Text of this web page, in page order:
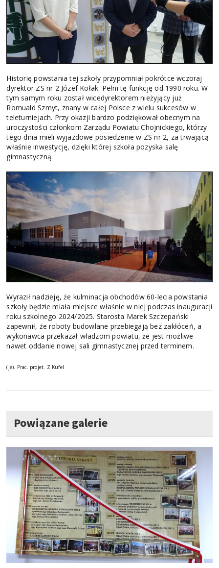
Historię powstania tej szkoły przypomniał pokrótce wczoraj
dyrektor ZS nr 2 Józef Kołak. Pełni tę funkcję od 1990 roku. W
tym samym roku został wicedyrektorem nieżyjący już
Romuald Szmyt, znany w całej Polsce z wielu sukcesów w
teleturniejach. Przy okazji bardzo podziękował obecnym na
uroczystości członkom Zarządu Powiatu Chojnickiego, którzy
tego dnia mieli wyjazdowe posiedzenie w ZS nr 2, za trwającą
właśnie inwestycję, dzięki której szkoła pozyska salę
gimnastyczną.
Wyraził nadzieję, że kulminacja obchodów 60-lecia powstania
szkoły będzie miała miejsce właśnie w niej podczas inauguracji
roku szkolnego 2024/2025. Starosta Marek Szczepański
zapewnił, że roboty budowlane przebiegają bez zakłóceń, a
wykonawca przekazał władzom powiatu, że jest możliwe
nawet oddanie nowej sali gimnastycznej przed terminem.
(je). Prac. projet. Z Kufel
Powiązane galerie